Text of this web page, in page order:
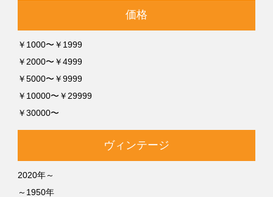
価格
￥1000〜￥1999
￥2000〜￥4999
￥5000〜￥9999
￥10000〜￥29999
￥30000〜
ヴィンテージ
2020年～
～1950年